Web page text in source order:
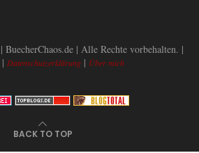
| Alle Rechte vorbehalten. |
| Datenschutzerklärung| Über mich
BACK TO TOP